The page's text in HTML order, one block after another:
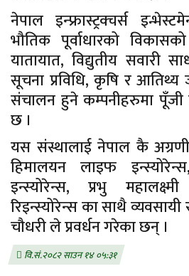
नेपाल इन्फ्रास्ट्रक्चर्स
भौतिक पूर्वाधारको
यातायात, विद्युतीय सवारी
सूचना प्रविधि, कृषि र आतिथ्य
संचालन हुने कम्पनीहरुमा
छ ।
यस संस्थालाई नेपाल कै
हिमालयन लाइफ
इन्स्योरेन्स, प्रभु
रिइन्स्योरेन्स का साथै
चौधरी ले प्रवर्धन गरेका छन् ।
वि.सं.२०८२ साउन १४ ०५:३१